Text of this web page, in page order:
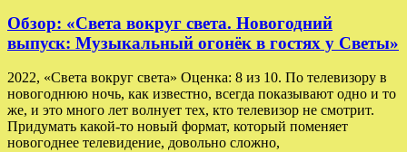
Обзор: «Света вокруг света. Новогодний
выпуск: Музыкальный огонёк в гостях у Светы»
2022, «Света вокруг света» Оценка: 8 из 10. По телевизору в
новогоднюю ночь, как известно, всегда показывают одно и то
же, и это много лет волнует тех, кто телевизор не смотрит.
Придумать какой-то новый формат, который поменяет
новогоднее телевидение, довольно сложно,